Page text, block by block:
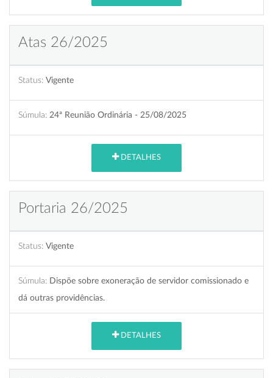
Atas 26/2025
Status: Vigente
Súmula: 24ª Reunião Ordinária - 25/08/2025
DETALHES
Portaria 26/2025
Status: Vigente
Súmula: Dispõe sobre exoneração de servidor comissionado e
dá outras providências.
DETALHES